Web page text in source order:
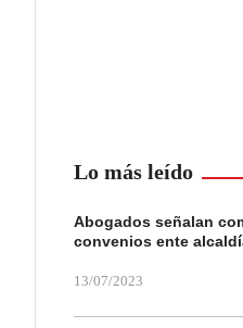
Lo más leído
Abogados señalan
convenios ente
13/07/2023